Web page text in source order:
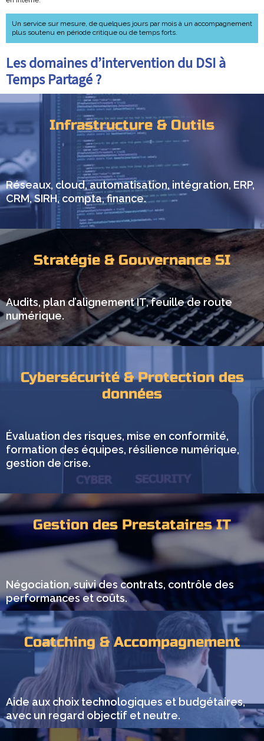
Un service sur mesure, de quelques jours par mois à un accompagnement
plus soutenu en période critique ou de temps forts.
Les domaines d’intervention du DSI à
Temps Partagé ?
Infrastructure & Outils
Réseaux, cloud, automatisation, intégration, ERP,
CRM, SIRH, compta, finance.
Stratégie & Gouvernance SI
Audits, plan d’alignement IT, feuille de route
numérique.
Cybersécurité & Protection des
données
Évaluation des risques, mise en conformité,
formation des équipes, résilience numérique,
gestion de crise.
Gestion des Prestataires IT
Négociation, suivi des contrats, contrôle des
performances et coûts.
Coatching & Accompagnement
Aide aux choix technologiques et budgétaires,
avec un regard objectif et neutre.